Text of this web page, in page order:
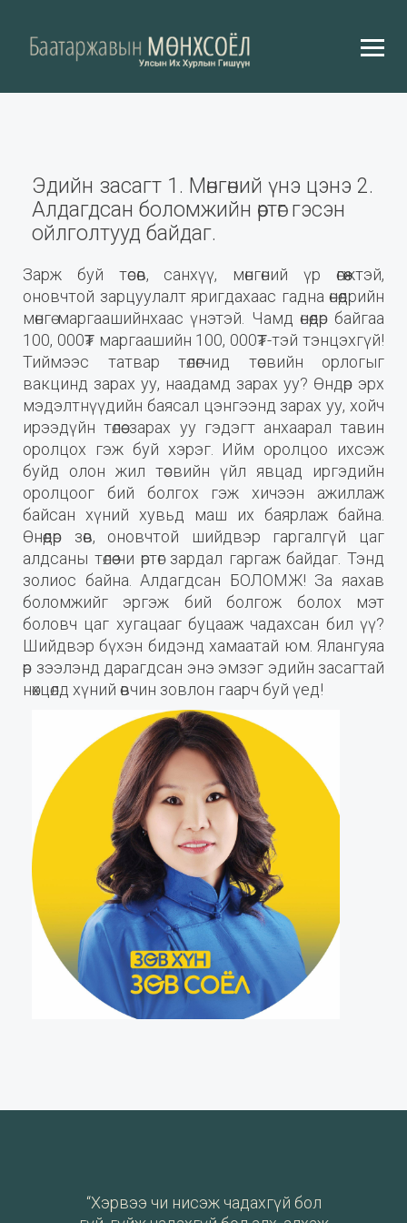
Эдийн засагт 1. Мөнгөний үнэ цэнэ 2.
Алдагдсан боломжийн өртөг гэсэн
ойлголтууд байдаг.
Зарж буй төсөв, санхүү, мөнгөний үр өгөөжтэй,
оновчтой зарцуулалт яригдахаас гадна өнөөдрийн
мөнгө маргаашийнхаас үнэтэй. Чамд өнөөдөр байгаа
100, 000₮ маргаашийн 100, 000₮-тэй тэнцэхгүй!
Тиймээс татвар төлөгчид төсвийн орлогыг
вакцинд зарах уу, наадамд зарах уу? Өндөр эрх
мэдэлтнүүдийн баясал цэнгээнд зарах уу, хойч
ирээдүйн төлөө зарах уу гэдэгт анхаарал тавин
оролцох гэж буй хэрэг. Ийм оролцоо ихсэж
буйд олон жил төсвийн үйл явцад иргэдийн
оролцоог бий болгох гэж хичээн ажиллаж
байсан хүний хувьд маш их баярлаж байна.
Өнөөдөр зөв, оновчтой шийдвэр гаргалгүй цаг
алдсаны төлөө чи өртөг зардал гаргаж байдаг. Тэнд
золиос байна. Алдагдсан БОЛОМЖ! За яахав
боломжийг эргэж бий болгож болох мэт
боловч цаг хугацааг буцааж чадахсан бил үү?
Шийдвэр бүхэн бидэнд хамаатай юм. Ялангуяа
өр зээлэнд дарагдсан энэ эмзэг эдийн засагтай
нөхцөлд хүний өвчин зовлон гаарч буй үед!
“Хэрвээ чи нисэж чадахгүй бол